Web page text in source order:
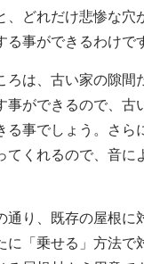
、どれだけ悲惨な穴
る事ができるわけで
ろは、古い家の隙間
事ができるので、古
る事でしょう。さら
てくれるので、音に
通り、既存の屋根に
に「乗せる」方法で